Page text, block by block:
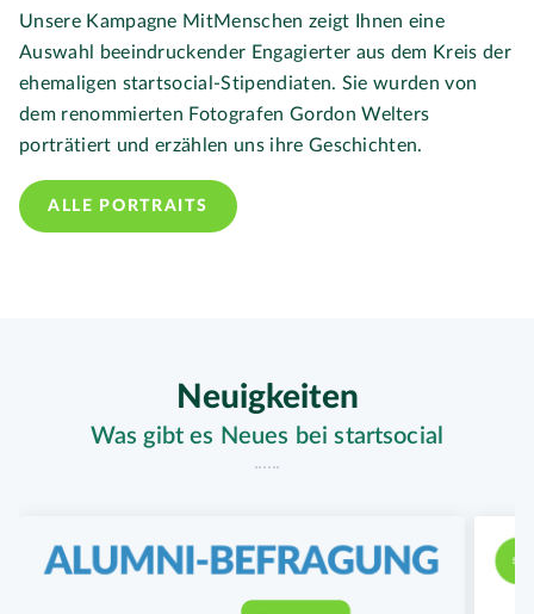
Unsere Kampagne MitMenschen zeigt Ihnen eine
Auswahl beeindruckender Engagierter aus dem Kreis der
ehemaligen startsocial-Stipendiaten. Sie wurden von
dem renommierten Fotografen Gordon Welters
porträtiert und erzählen uns ihre Geschichten.
ALLE PORTRAITS
Neuigkeiten
Was gibt es Neues bei startsocial